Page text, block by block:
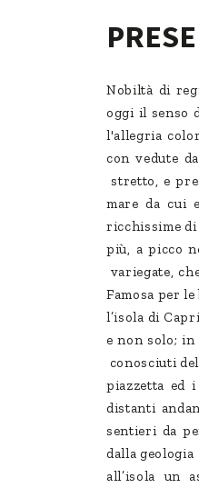
Nobiltà di
oggi il senso
l'allegria
con vedute
stretto, e
mare da cui
ricchissime
più, a picco
variegate,
Famosa per
l’isola di
e non solo;
conosciuti
piazzetta ed
distanti
sentieri da
dalla
all’isola un